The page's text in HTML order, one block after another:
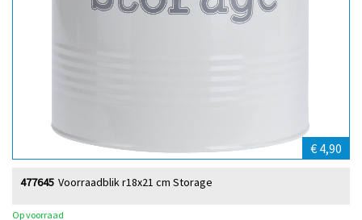
€ 4,90
Voorraadblik r18x21 cm Storage
477645
Op voorraad